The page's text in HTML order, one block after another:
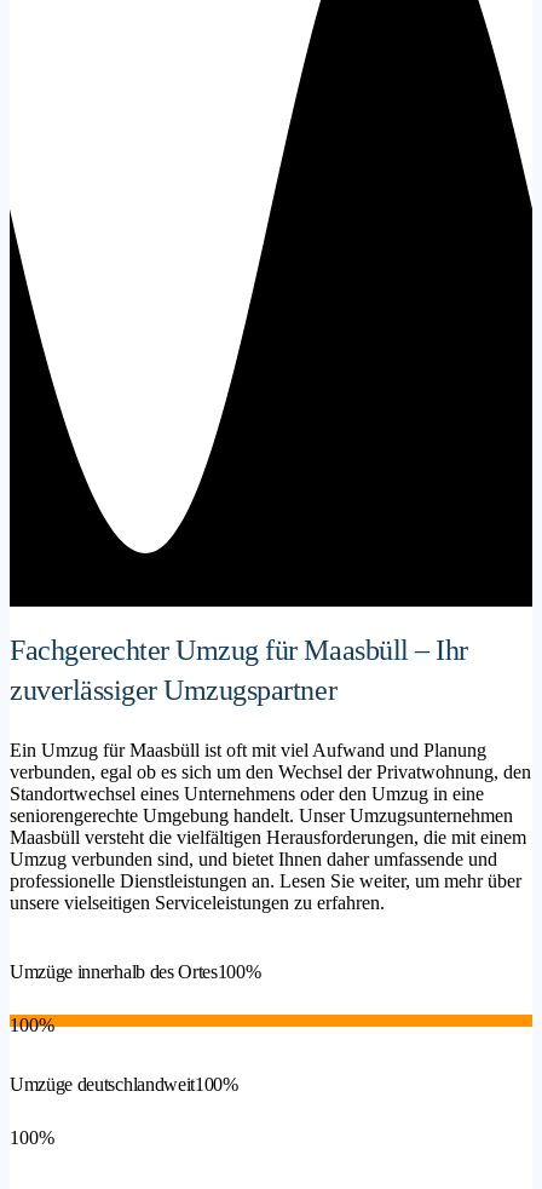
Fachgerechter Umzug für Maasbüll – Ihr
zuverlässiger Umzugspartner
Ein Umzug für Maasbüll ist oft mit viel Aufwand und Planung
verbunden, egal ob es sich um den Wechsel der Privatwohnung, den
Standortwechsel eines Unternehmens oder den Umzug in eine
seniorengerechte Umgebung handelt. Unser Umzugsunternehmen
Maasbüll versteht die vielfältigen Herausforderungen, die mit einem
Umzug verbunden sind, und bietet Ihnen daher umfassende und
professionelle Dienstleistungen an. Lesen Sie weiter, um mehr über
unsere vielseitigen Serviceleistungen zu erfahren.
Umzüge innerhalb des Ortes100%
100%
Umzüge deutschlandweit100%
100%